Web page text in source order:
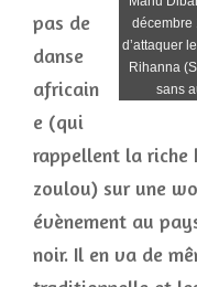
décembre
d’attaquer
Rihanna
sans
pas de
danse
africain
e (qui
rappellent la riche
zoulou) sur une
évènement au
noir. Il en va de